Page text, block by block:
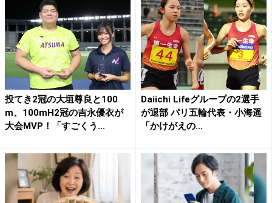
投てき2冠の大垣尊良と100
m、100mH2冠の吉永優衣が
大会MVP！「すごくう...
Daiichi Lifeグループの2選手
が退部 パリ五輪代表・小海遥
「かけがえの...